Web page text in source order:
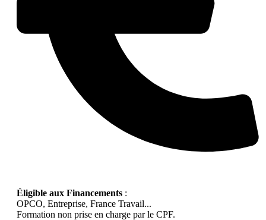
Éligible aux Financements :
OPCO, Entreprise, France Travail...
Formation non prise en charge par le CPF.